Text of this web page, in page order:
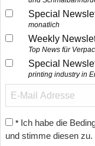
Special
monatlich
Weekly
Top News für
Special
printing industry in
* Ich habe die
und stimme diesen zu.